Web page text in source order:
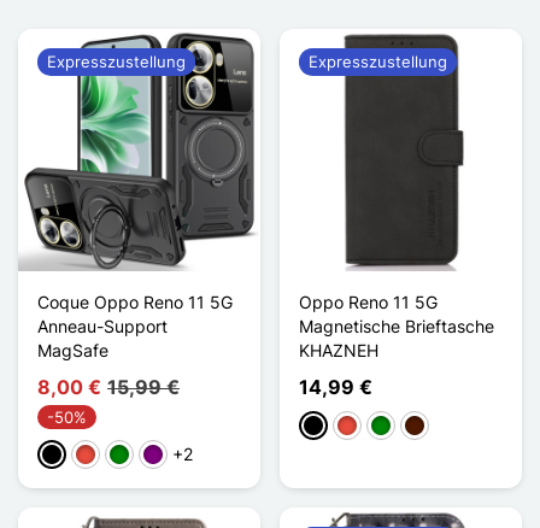
Coque Oppo Reno 11 5G
Anneau-Support
MagSafe
8,00 € 15,99 €
-50%
Schwarz
Rot GrünViolett
+2
Expresszustellung
Oppo Reno 11 5G
Magnetische Brieftasche
KHAZNEH
14,99 €
Schwarz
Rot GrünDunkelbraun
Expresszustellung